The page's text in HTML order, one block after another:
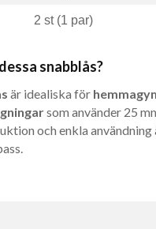
2 st (1 par)
snabblås?
är idealiska för
som använder 25
och enkla